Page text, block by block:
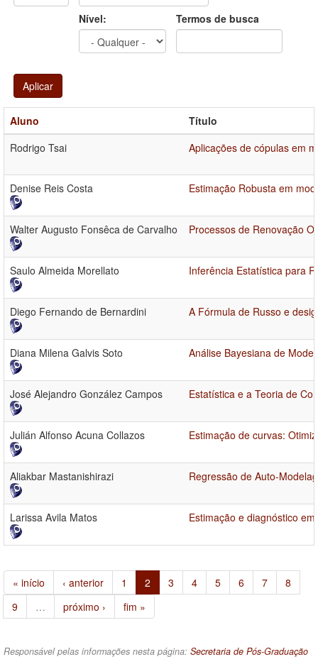
Nível: Termos de busca
Aplicar
Aluno
Título
Rodrigo Tsai
Aplicações de cópulas em
Denise Reis Costa Estimação Robusta em
Walter Augusto Fonsêca de Carvalho Processos de Renovação
Saulo Almeida Morellato Inferência Estatística para
Diego Fernando de Bernardini A Fórmula de Russo e
Diana Milena Galvis Soto Análise Bayesiana de
José Alejandro González Campos Estatística e a Teoria de
Julián Alfonso Acuna Collazos Estimação de curvas:
Aliakbar Mastanishirazi Regressão de Auto-
Larissa Avila Matos Estimação e diagnóstico
« início ‹ anterior 1 2 3 4 5 6 7
8
9
… próximo › fim »
Responsável pelas informações nesta página: Secretaria de Pós-Graduação